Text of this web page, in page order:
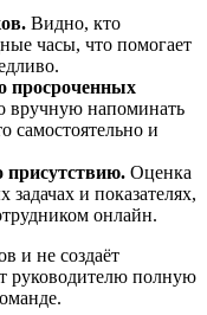
Видно, кто
часы, что помогает
просроченных
вручную напоминать
самостоятельно и
присутствию. Оценка
и показателях,
онлайн.
и не создаёт
руководителю полную